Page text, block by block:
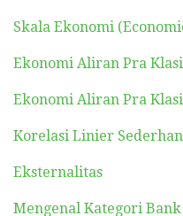
Skala Ekonomi
Ekonomi Aliran Pra
Ekonomi Aliran Pra
Korelasi Linier
Eksternalitas
Mengenal Kategori Bank